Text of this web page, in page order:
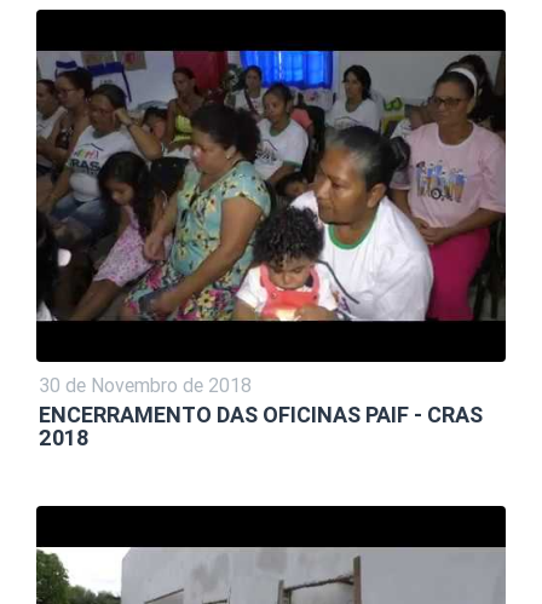
30 de Novembro de 2018
ENCERRAMENTO DAS OFICINAS PAIF - CRAS
2018